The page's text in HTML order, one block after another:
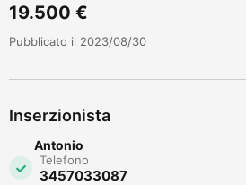
19.500 €
Pubblicato il 2023/08/30
Inserzionista
Antonio
Telefono
3457033087